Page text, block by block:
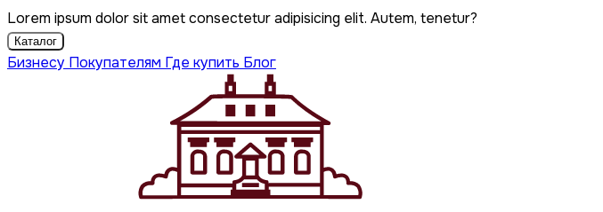
Lorem ipsum dolor sit amet consectetur adipisicing elit. Autem, tenetur?
Каталог
Бизнесу Покупателям Где купить Блог